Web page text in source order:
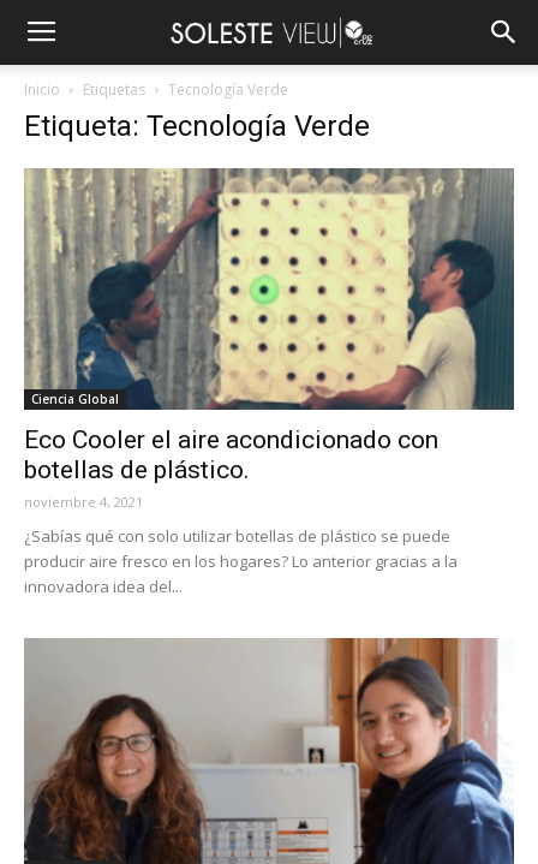
Inicio Etiquetas Tecnología Verde
Etiqueta: Tecnología Verde
Ciencia Global
Eco Cooler el aire acondicionado con
botellas de plástico.
noviembre 4, 2021
¿Sabías qué con solo utilizar botellas de plástico se puede
producir aire fresco en los hogares? Lo anterior gracias a la
innovadora idea del...